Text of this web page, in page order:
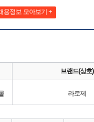
용정보 모아보기 +
브랜드(상호)
라로제